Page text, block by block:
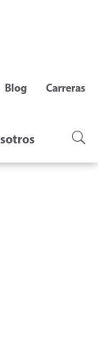
Blog Carreras